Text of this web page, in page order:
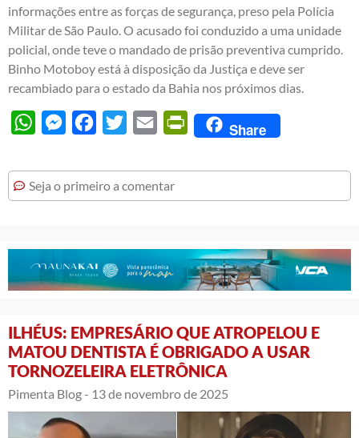
informações entre as forças de segurança, preso pela Polícia
Militar de São Paulo. O acusado foi conduzido a uma unidade
policial, onde teve o mandado de prisão preventiva cumprido.
Binho Motoboy está à disposição da Justiça e deve ser
recambiado para o estado da Bahia nos próximos dias.
WhatsAppMessengerFacebook
Twitter Email PrintFriendly
Share
Seja o primeiro a comentar
ILHÉUS: EMPRESÁRIO QUE ATROPELOU E
MATOU DENTISTA É OBRIGADO A USAR
TORNOZELEIRA ELETRÔNICA
Pimenta Blog - 13 de novembro de 2025